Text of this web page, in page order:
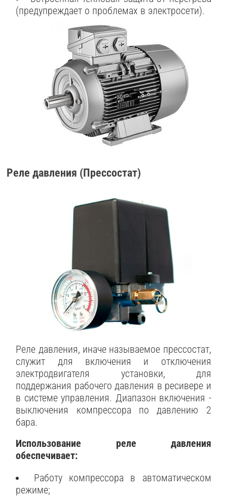
(предупреждает о проблемах в электросети).
Реле давления (Прессостат)
Реле давления, иначе называемое прессостат,
служит для включения и отключения
электродвигателя установки, для
поддержания рабочего давления в ресивере и
в системе управления. Диапазон включения -
выключения компрессора по давлению 2
бара.
Использование реле давления
обеспечивает:
Работу компрессора в автоматическом
режиме;